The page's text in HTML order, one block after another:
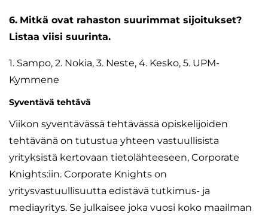
6. Mitkä ovat rahaston suurimmat sijoitukset?
Listaa viisi suurinta.
1. Sampo, 2. Nokia, 3. Neste, 4. Kesko, 5. UPM-
Kymmene
Syventävä tehtävä
Viikon syventävässä tehtävässä opiskelijoiden
tehtävänä on tutustua yhteen vastuullisista
yrityksistä kertovaan tietolähteeseen, Corporate
Knights:iin. Corporate Knights on
yritysvastuullisuutta edistävä tutkimus- ja
mediayritys. Se julkaisee joka vuosi koko maailman